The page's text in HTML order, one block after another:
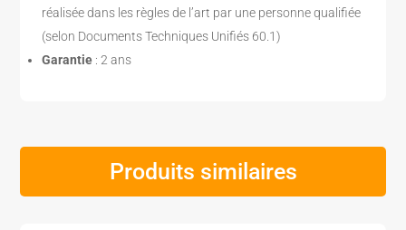
réalisée dans les règles de l’art par une personne qualifiée
(selon Documents Techniques Unifiés 60.1)
Garantie : 2 ans
Produits similaires